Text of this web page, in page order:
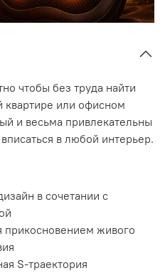
чтобы без труда найти
квартире или офисном
и весьма привлекательны
в любой интерьер.
в сочетании с
прикосновением живого
S-траектория